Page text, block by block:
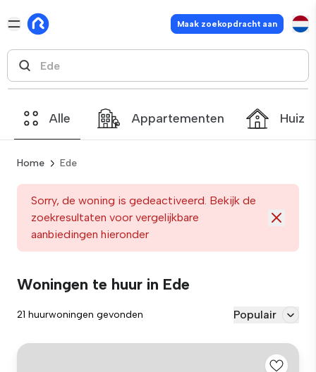
Maak zoekopdracht aan
Alle Appartementen
Home Ede
Sorry, de woning is gedeactiveerd. Bekijk de
zoekresultaten voor vergelijkbare
aanbiedingen hieronder
Woningen te huur in Ede
21 huurwoningen gevonden Populair